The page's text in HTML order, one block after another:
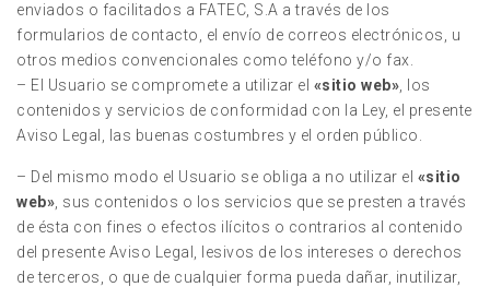
enviados o facilitados a FATEC, S.A a través de los
formularios de contacto, el envío de correos electrónicos, u
otros medios convencionales como teléfono y/o fax.
– El Usuario se compromete a utilizar el «sitio web» , los
contenidos y servicios de conformidad con la Ley, el presente
Aviso Legal, las buenas costumbres y el orden público.
– Del mismo modo el Usuario se obliga a no utilizar el «sitio
web» , sus contenidos o los servicios que se presten a través
de ésta con fines o efectos ilícitos o contrarios al contenido
del presente Aviso Legal, lesivos de los intereses o derechos
de terceros, o que de cualquier forma pueda dañar, inutilizar,